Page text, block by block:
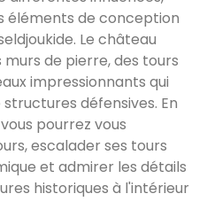
éléments de conception
Le château
de pierre, des tours
impressionnants qui
défensives. En
pourrez vous
escalader ses tours
et admirer les détails
historiques à l'intérieur